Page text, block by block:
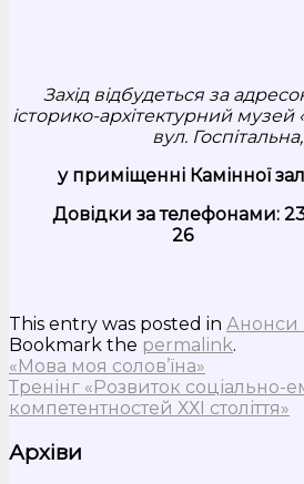
Захід відбудеться за
історико-архітектурний музей
вул.
у приміщенні Камінної
Довідки за телефонами:
26
This entry was posted in Анонси
Bookmark the permalink.
«Мова моя солов’їна»
Тренінг «Розвиток соціально-
компетентностей ХХІ століття»
Архіви